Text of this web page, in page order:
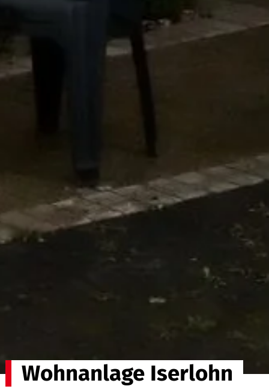
Wohnanlage Iserlohn